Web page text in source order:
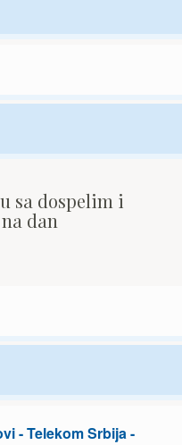
sa dospelim i
dan
- Telekom Srbija -